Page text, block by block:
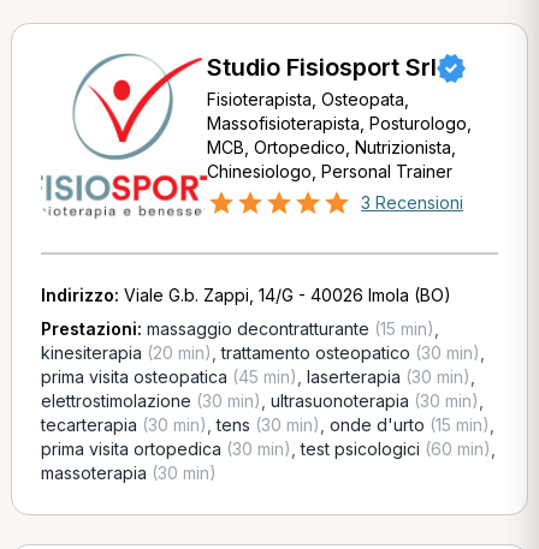
Studio Fisiosport Srl
Fisioterapista, Osteopata,
Massofisioterapista, Posturologo,
MCB, Ortopedico, Nutrizionista,
Chinesiologo, Personal Trainer
3 Recensioni
Indirizzo: Viale G.b. Zappi, 14/G - 40026 Imola (BO)
Prestazioni: massaggio decontratturante (15 min)
kinesiterapia (20 min) ,trattamento osteopatico (30 min)
prima visita osteopatica (45 min) laserterapia (30 min)
elettrostimolazione (30 min) ultrasuonoterapia (30 min)
tecarterapia (30 min) ,tens (30 min) onde d'urto (15 min)
prima visita ortopedica (30 min) ,test psicologici (60 min)
massoterapia (30 min)